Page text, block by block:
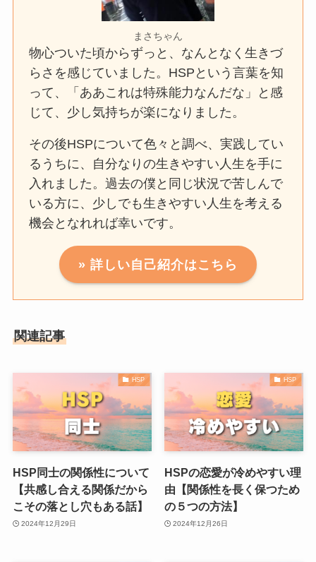
まさちゃん
物心ついた頃からずっと、なんとなく生きづ
らさを感じていました。HSPという言葉を知
って、「ああこれは特殊能力なんだな」と感
じて、少し気持ちが楽になりました。
その後HSPについて色々と調べ、実践してい
るうちに、自分なりの生きやすい人生を手に
入れました。過去の僕と同じ状況で苦しんで
いる方に、少しでも生きやすい人生を考える
機会となれれば幸いです。
» 詳しい自己紹介はこちら
関連記事
HSP
HSP同士の関係性について
【共感し合える関係だから
こその落とし穴もある話】
2024年12月29日
HSP
HSPの恋愛が冷めやすい理
由【関係性を長く保つため
の５つの方法】
2024年12月26日